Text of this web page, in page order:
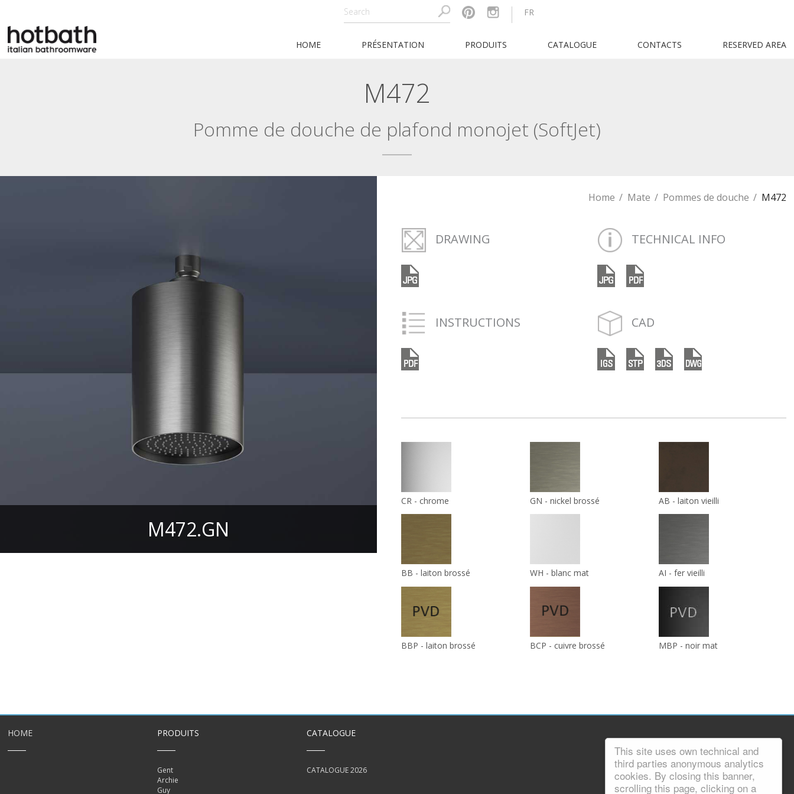
This site uses own technical and
third parties anonymous analytics
cookies. By closing this banner,
scrolling this page, clicking on a
FR
HOME PRÉSENTATION PRODUITS CATALOGUE CONTACTS RESERVED AREA
M472
Pomme de douche de plafond monojet (SoftJet)
M472.GN
Home Mate Pommes de douche M472
DRAWING TECHNICAL INFO
INSTRUCTIONS CAD
CR - chrome GN - nickel brossé AB - laiton vieilli
BB - laiton brossé WH - blanc mat AI - fer vieilli
BBP - laiton brossé BCP - cuivre brossé MBP - noir mat
HOME PRODUITS
Gent
Archie
Guy
CATALOGUE
CATALOGUE 2026